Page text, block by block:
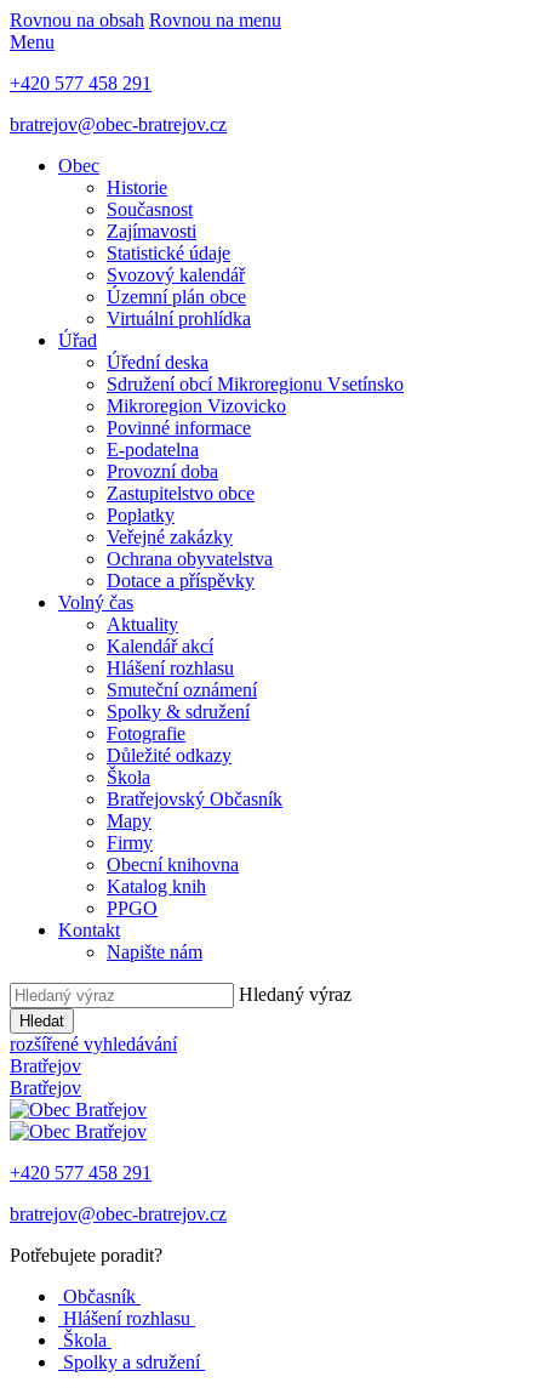
Rovnou na obsah Rovnou na menu
Menu
+420 577 458 291
bratrejov@obec-bratrejov.cz
Obec
Historie
Současnost
Zajímavosti
Statistické údaje
Svozový kalendář
Územní plán obce
Virtuální prohlídka
Úřad
Úřední deska
Sdružení obcí Mikroregionu Vsetínsko
Mikroregion Vizovicko
Povinné informace
E-podatelna
Provozní doba
Zastupitelstvo obce
Poplatky
Veřejné zakázky
Ochrana obyvatelstva
Dotace a příspěvky
Volný čas
Aktuality
Kalendář akcí
Hlášení rozhlasu
Smuteční oznámení
Spolky & sdružení
Fotografie
Důležité odkazy
Škola
Bratřejovský Občasník
Mapy
Firmy
Obecní knihovna
Katalog knih
PPGO
Kontakt
Napište nám
Hledaný výraz
Hledat
rozšířené vyhledávání
Bratřejov
Bratřejov
+420 577 458 291
bratrejov@obec-bratrejov.cz
Potřebujete poradit?
Občasník
Hlášení rozhlasu
Škola
Spolky a sdružení